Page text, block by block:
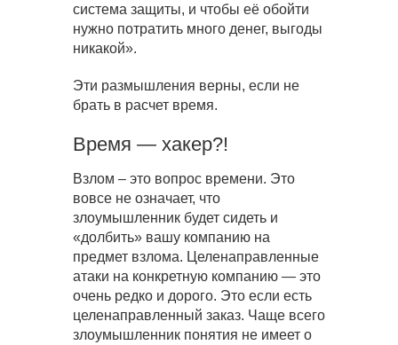
система защиты, и чтобы её обойти
нужно потратить много денег, выгоды
никакой».
Эти размышления верны, если не
брать в расчет время.
Время — хакер?!
Взлом – это вопрос времени. Это
вовсе не означает, что
злоумышленник будет сидеть и
«долбить» вашу компанию на
предмет взлома. Целенаправленные
атаки на конкретную компанию — это
очень редко и дорого. Это если есть
целенаправленный заказ. Чаще всего
злоумышленник понятия не имеет о